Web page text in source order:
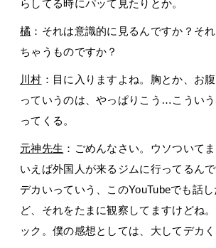
らしてる時にパッて見たりとか。
橘 ：それは意識的に見るんですか？そ
ちゃうものですか？
川村 ：目に入りますよね。胸とか、お
っていうのは、やっぱりこう…こうい
ってくる。
元神先生 ：ごめんなさい。ウソついて
いえば外国人が来るジムに行ってるん
デカいっていう、このYouTubeでも話
ど、それをたまに観察してますけどね
ック。僕の感想としては、大してデカく